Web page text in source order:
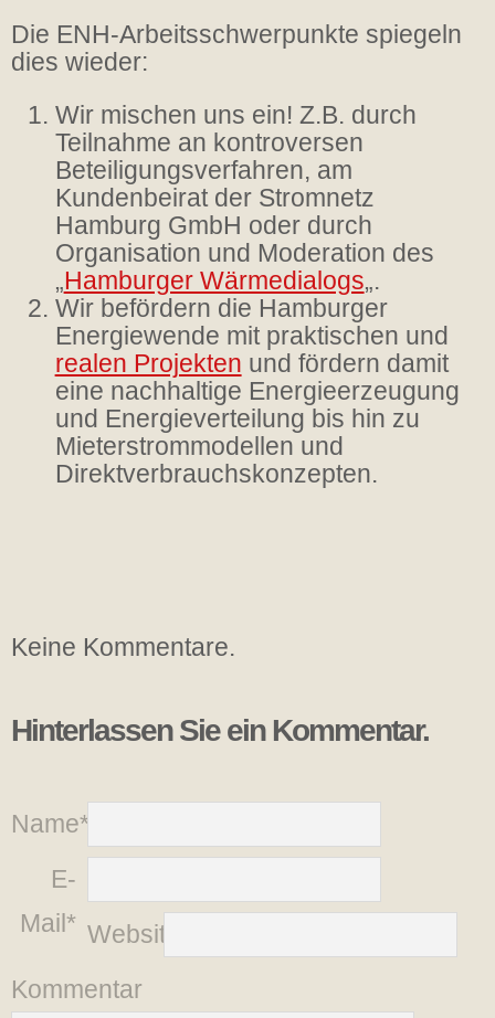
Die ENH-Arbeitsschwerpunkte spiegeln
dies wieder:
Wir mischen uns ein! Z.B. durch
Teilnahme an kontroversen
Beteiligungsverfahren, am
Kundenbeirat der Stromnetz
Hamburg GmbH oder durch
Organisation und Moderation des
„Hamburger Wärmedialogs„.
Wir befördern die Hamburger
Energiewende mit praktischen und
realen Projekten und fördern damit
eine nachhaltige Energieerzeugung
und Energieverteilung bis hin zu
Mieterstrommodellen und
Direktverbrauchskonzepten.
Keine Kommentare.
Hinterlassen Sie ein Kommentar.
Name*
E-
Mail* Website
Kommentar